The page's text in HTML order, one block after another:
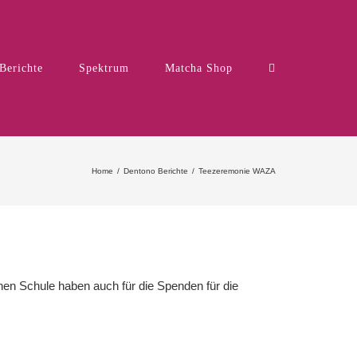
Berichte Spektrum Matcha Shop
Home Dentono Berichte Teezeremonie WAZA
Schule haben auch für die Spenden für die